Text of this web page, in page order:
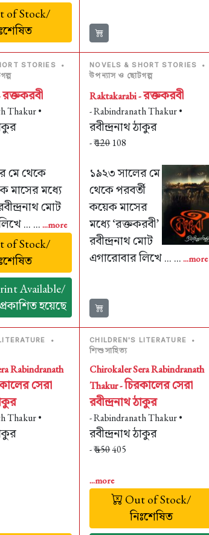
of Stock/
STORIES •
রক্তকরবী
Thakur •
মে থেকে
মাসের মধ্যে
মোট
... ... ...more
of Stock/
Available/
হয়েছে
NOVELS & SHORT STORIES •
উপন্যাস ও ছোটগল্প
Raktakarabi -রক্তকরবী
- Rabindranath Thakur •
রবীন্দ্রনাথ ঠাকুর
- ₹120108
১৯২৩ সালের মে
থেকে পরবর্তী
কয়েক মাসের
মধ্যে ‘রক্তকরবী’
রবীন্দ্রনাথ মোট
এগারোবার লিখে ... ... ...more
•
Rabindranath
সেরা
Thakur •
CHILDREN'S LITERATURE •
শিশুসাহিত্য
Chirokaler Sera Rabindranath
Thakur -চিরকালের সেরা
রবীন্দ্রনাথ ঠাকুর
- Rabindranath Thakur •
রবীন্দ্রনাথ ঠাকুর
- ₹450405
...more
Out of Stock/
নিঃশেষিত